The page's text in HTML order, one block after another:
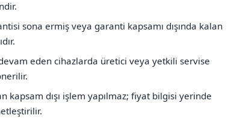
sona ermiş veya garanti kapsamı dışında kalan
eden cihazlarda üretici veya yetkili servise
kapsam dışı işlem yapılmaz; fiyat bilgisi yerinde
Warmhaus Servisi